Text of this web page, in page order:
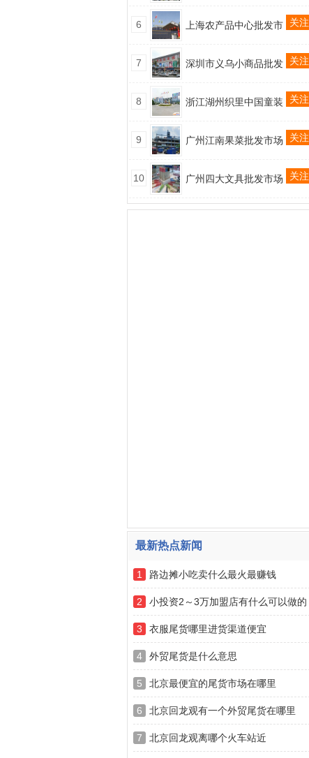
6 上海农产品中心批发市 关注
7 深圳市义乌小商品批发 关注
8 浙江湖州织里中国童装 关注
9 广州江南果菜批发市场 关注
10 广州四大文具批发市场 关注
最新热点新闻
1 路边摊小吃卖什么最火最赚钱
2 小投资2～3万加盟店有什么可以做的
3 衣服尾货哪里进货渠道便宜
4 外贸尾货是什么意思
5 北京最便宜的尾货市场在哪里
6 北京回龙观有一个外贸尾货在哪里
7 北京回龙观离哪个火车站近